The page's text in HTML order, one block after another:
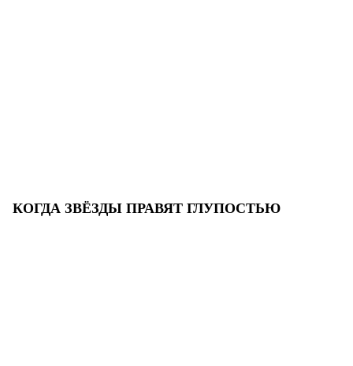
КОГДА ЗВЁЗДЫ ПРАВЯТ ГЛУПОСТЬЮ